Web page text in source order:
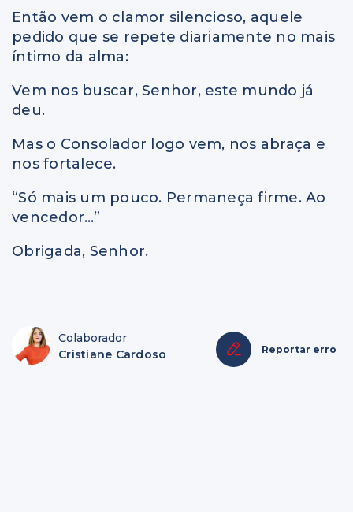
Então vem o clamor silencioso, aquele
pedido que se repete diariamente no mais
íntimo da alma:
Vem nos buscar, Senhor, este mundo já
deu.
Mas o Consolador logo vem, nos abraça e
nos fortalece.
“Só mais um pouco. Permaneça firme. Ao
vencedor…”
Obrigada, Senhor.
Colaborador
Cristiane Cardoso
Reportar erro